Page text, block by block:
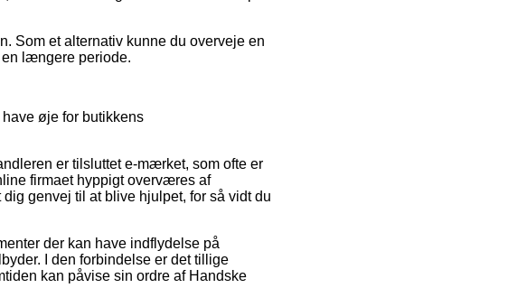
Som et alternativ kunne du overveje en
en længere periode.
øje for butikkens
er tilsluttet e-mærket, som ofte er
firmaet hyppigt overværes af
genvej til at blive hjulpet, for så vidt du
der kan have indflydelse på
I den forbindelse er det tillige
kan påvise sin ordre af Handske